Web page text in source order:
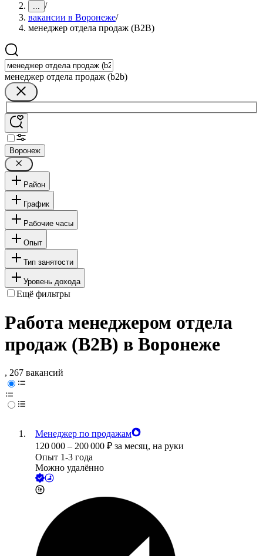
... /
вакансии в Воронеже/
менеджер отдела продаж (B2B)
менеджер отдела продаж (b2b)
Воронеж
Район
График
Рабочие часы
Опыт
Тип занятости
Уровень дохода
Ещё фильтры
Работа менеджером отдела
продаж (B2B) в Воронеже
, 267 вакансий
Менеджер по продажам
120 000 – 200 000 ₽ за месяц, на руки
Опыт 1-3 года
Можно удалённо